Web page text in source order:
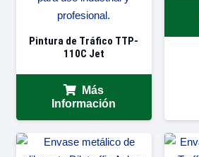
Pintura de Tráfico TTP-
110C Jet
Más
Información